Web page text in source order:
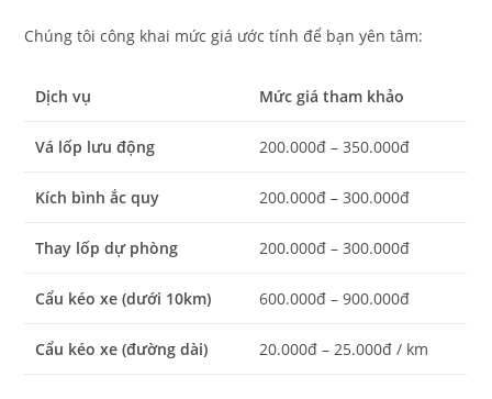
Chúng tôi công khai mức giá ước tính để bạn yên tâm:
Dịch vụ Mức giá tham khảo
Vá lốp lưu động 200.000đ – 350.000đ
Kích bình ắc quy 200.000đ – 300.000đ
Thay lốp dự phòng 200.000đ – 300.000đ
Cẩu kéo xe (dưới 10km) 600.000đ – 900.000đ
Cẩu kéo xe (đường dài) 20.000đ – 25.000đ / km